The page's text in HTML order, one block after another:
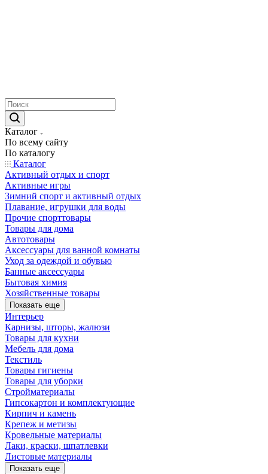
Каталог
По всему сайту
По каталогу
Каталог
Активный отдых и спорт
Активные игры
Зимний спорт и активный отдых
Плавание, игрушки для воды
Прочие спорттовары
Товары для дома
Автотовары
Аксессуары для ванной комнаты
Уход за одеждой и обувью
Банные аксессуары
Бытовая химия
Хозяйственные товары
Показать еще
Интерьер
Карнизы, шторы, жалюзи
Товары для кухни
Мебель для дома
Текстиль
Товары гигиены
Товары для уборки
Стройматериалы
Гипсокартон и комплектующие
Кирпич и камень
Крепеж и метизы
Кровельные материалы
Лаки, краски, шпатлевки
Листовые материалы
Показать еще